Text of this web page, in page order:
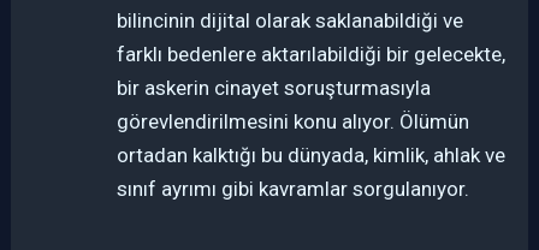
bilincinin dijital olarak saklanabildiği ve
farklı bedenlere aktarılabildiği bir gelecekte,
bir askerin cinayet soruşturmasıyla
görevlendirilmesini konu alıyor. Ölümün
ortadan kalktığı bu dünyada, kimlik, ahlak ve
sınıf ayrımı gibi kavramlar sorgulanıyor.